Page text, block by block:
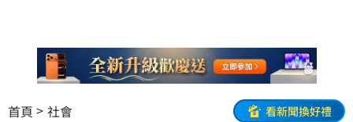
首頁 社會 看新聞換好禮